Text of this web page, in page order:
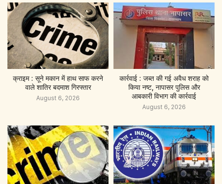
क्राइम : सूने मकान में हाथ साफ करने
वाले शातिर बदमाश गिरफ्तार
August 6, 2026
कार्रवाई : जब्त की गई अवैध शराह को
किया नष्ट, नापासर पुलिस और
आबकारी विभाग की कार्रवाई
August 6, 2026